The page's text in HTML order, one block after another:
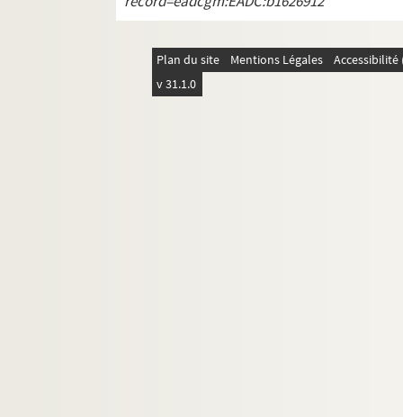
Plan du site Mentions Légales
v 31.1.0